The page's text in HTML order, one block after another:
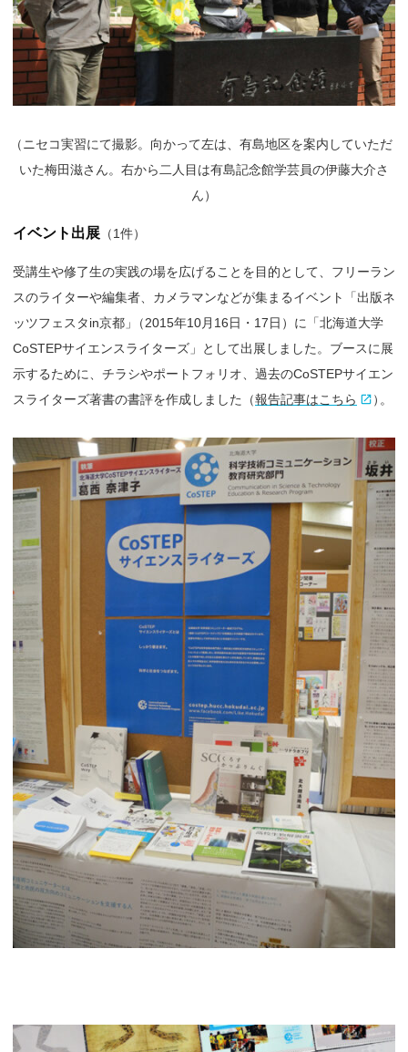
（ニセコ実習にて撮影。向かって左は、有島地区を案内していただ
いた梅田滋さん。右から二人目は有島記念館学芸員の伊藤大介さ
ん）
イベント出展 （1件）
受講生や修了生の実践の場を広げることを目的として、フリーラン
スのライターや編集者、カメラマンなどが集まるイベント「出版ネ
ッツフェスタin京都 」
（2015年10月16日・17日）に「北海道大学
CoSTEPサイエンスライターズ」として出展しました。ブースに展
示するために、チラシやポートフォリオ、過去のCoSTEPサイエン
スライターズ著書の書評を作成しました（報告記事はこちら ） 。